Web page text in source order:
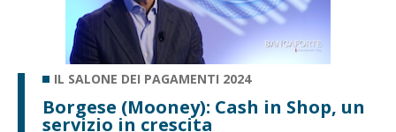
IL SALONE DEI PAGAMENTI 2024
Borgese (Mooney): Cash in Shop, un
servizio in crescita